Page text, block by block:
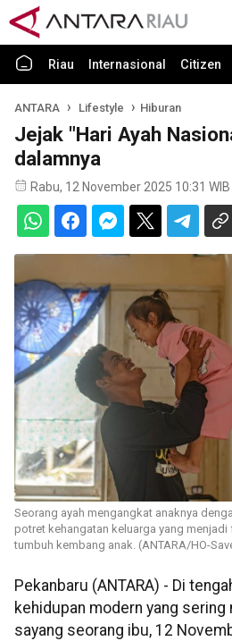
Riau Internasional Citizen
ANTARA Lifestyle Hiburan
Jejak "Hari Ayah
dalamnya
Rabu, 12 November 2025 10:31 WIB
Seorang ayah mengangkat anaknya
potret kehangatan keluarga yang menjadi
tumbuh kembang anak. (ANTARA/HO-
Pekanbaru (ANTARA) - Di
kehidupan modern yang sering
sayang seorang ibu, 12